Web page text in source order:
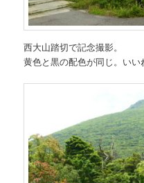
西大山踏切で記念撮影。
黄色と黒の配色が同じ。いい